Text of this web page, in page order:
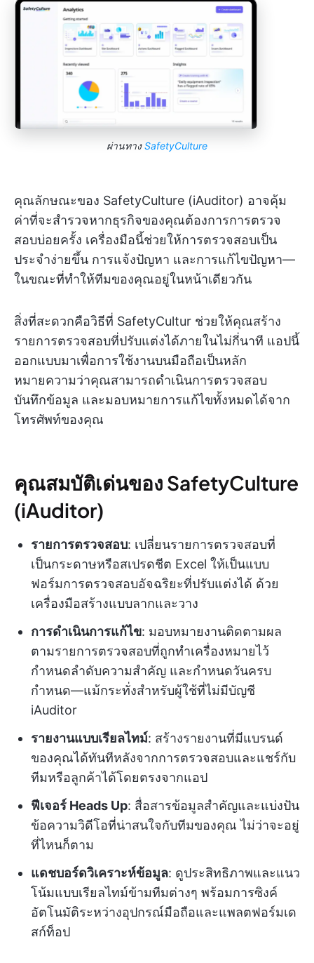
ผ่านทางSafetyCulture
คุณลักษณะของ SafetyCulture (iAuditor) อาจคุ้ม
ค่าที่จะสำรวจหากธุรกิจของคุณต้องการการตรวจ
สอบบ่อยครั้ง เครื่องมือนี้ช่วยให้การตรวจสอบเป็น
ประจำง่ายขึ้น การแจ้งปัญหา และการแก้ไขปัญหา—
ในขณะที่ทำให้ทีมของคุณอยู่ในหน้าเดียวกัน
สิ่งที่สะดวกคือวิธีที่ SafetyCultur ช่วยให้คุณสร้าง
รายการตรวจสอบที่ปรับแต่งได้ภายในไม่กี่นาที แอปนี้
ออกแบบมาเพื่อการใช้งานบนมือถือเป็นหลัก
หมายความว่าคุณสามารถดำเนินการตรวจสอบ
บันทึกข้อมูล และมอบหมายการแก้ไขทั้งหมดได้จาก
โทรศัพท์ของคุณ
คุณสมบัติเด่นของ SafetyCulture
(iAuditor)
รายการตรวจสอบ: เปลี่ยนรายการตรวจสอบที่
เป็นกระดาษหรือสเปรดชีต Excel ให้เป็นแบบ
ฟอร์มการตรวจสอบอัจฉริยะที่ปรับแต่งได้ ด้วย
เครื่องมือสร้างแบบลากและวาง
การดำเนินการแก้ไข: มอบหมายงานติดตามผล
ตามรายการตรวจสอบที่ถูกทำเครื่องหมายไว้
กำหนดลำดับความสำคัญ และกำหนดวันครบ
กำหนด—แม้กระทั่งสำหรับผู้ใช้ที่ไม่มีบัญชี
iAuditor
รายงานแบบเรียลไทม์: สร้างรายงานที่มีแบรนด์
ของคุณได้ทันทีหลังจากการตรวจสอบและแชร์กับ
ทีมหรือลูกค้าได้โดยตรงจากแอป
ฟีเจอร์ Heads Up: สื่อสารข้อมูลสำคัญและแบ่งปัน
ข้อความวิดีโอที่น่าสนใจกับทีมของคุณ ไม่ว่าจะอยู่
ที่ไหนก็ตาม
แดชบอร์ดวิเคราะห์ข้อมูล: ดูประสิทธิภาพและแนว
โน้มแบบเรียลไทม์ข้ามทีมต่างๆ พร้อมการซิงค์
อัตโนมัติระหว่างอุปกรณ์มือถือและแพลตฟอร์มเด
สก์ท็อป